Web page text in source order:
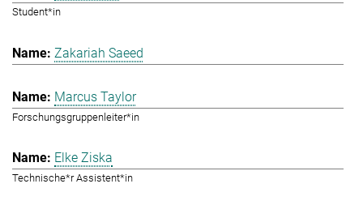
Student*in
Zakariah Saeed
Marcus Taylor
Forschungsgruppenleiter*in
Elke Ziska
Technische*r Assistent*in